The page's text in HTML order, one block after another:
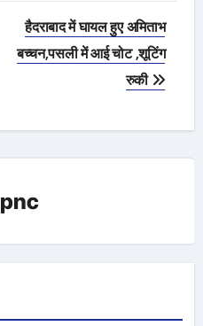
हैदराबाद में घायल हुए अमिताभ
बच्चन,पसली में आई चोट ,शूटिंग
रुकी
pnc